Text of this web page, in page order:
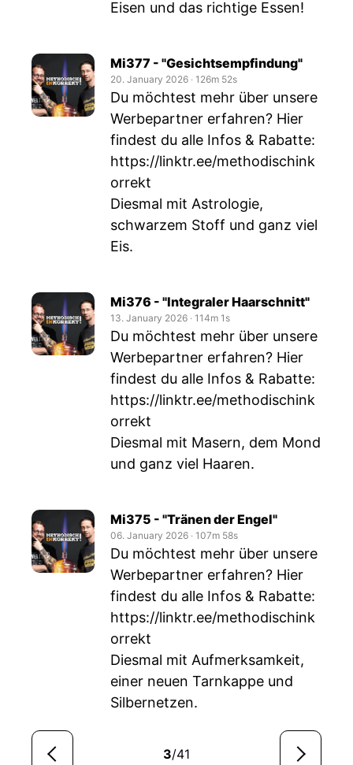
Eisen und das richtige Essen!
Mi377 - "Gesichtsempfindung"
20. January 2026 ‧ 126m 52s
Du möchtest mehr über unsere
Werbepartner erfahren? Hier
findest du alle Infos & Rabatte:
https://linktr.ee/methodischink
orrekt
Diesmal mit Astrologie,
schwarzem Stoff und ganz viel
Eis.
Mi376 - "Integraler Haarschnitt"
13. January 2026 ‧ 114m 1s
Du möchtest mehr über unsere
Werbepartner erfahren? Hier
findest du alle Infos & Rabatte:
https://linktr.ee/methodischink
orrekt
Diesmal mit Masern, dem Mond
und ganz viel Haaren.
Mi375 - "Tränen der Engel"
06. January 2026 ‧ 107m 58s
Du möchtest mehr über unsere
Werbepartner erfahren? Hier
findest du alle Infos & Rabatte:
https://linktr.ee/methodischink
orrekt
Diesmal mit Aufmerksamkeit,
einer neuen Tarnkappe und
Silbernetzen.
3/41